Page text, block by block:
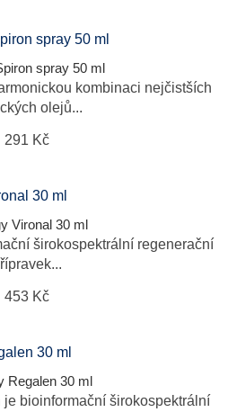
spray 50 ml
kombinaci nejčistších
olejů...
291 Kč
Vironal 30 ml
širokospektrální regenerační
453 Kč
Regalen 30 ml
je bioinformační širokospektrální